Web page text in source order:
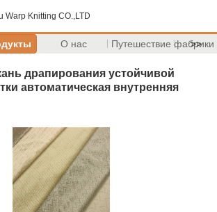
Warp Knitting CO.,LTD
О нас Путешествие фабрики
>>
драпирования устойчивой
автоматическая внутренняя